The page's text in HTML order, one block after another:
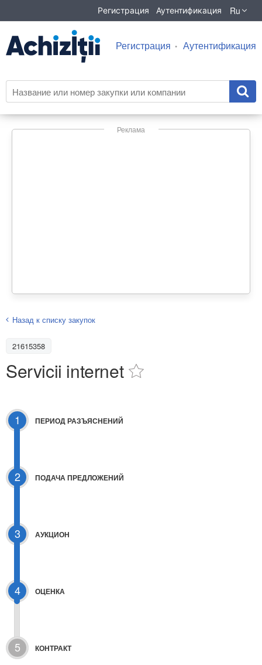
Регистрация Аутентификация Ru
Регистрация Аутентификация
Реклама
Назад к списку закупок
21615358
Servicii internet
1 ПЕРИОД РАЗЪЯСНЕНИЙ
2 ПОДАЧА ПРЕДЛОЖЕНИЙ
3 АУКЦИОН
4 ОЦЕНКА
5 КОНТРАКТ